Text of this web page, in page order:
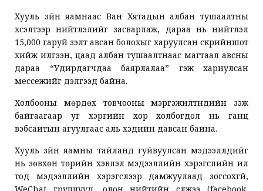
Хууль зүйн яамнаас Ван Хятадын албан тушаалтны
хүсэлтээр нийтлэлийг засварлаж, дараа нь нийтлэл
15,000 гаруй үзэлт авсан болохыг харуулсан скрийншот
хийж илгээн, цаад албан тушаалтнаас магтаал авсны
дараа “Удирдагчдаа баярлалаа” гэж хариулсан
мессежийг дэлгээд байна.
Холбооны мөрдөх товчооны мэргэжилтнүүдийн үзэж
байгаагаар уг хэргийн хор холбогдол нь ганц
вэбсайтын агуулгаас аль хэдийн давсан байна.
Хууль зүйн яамны тайланд гуйвуулсан мэдээллүүдийг
нь зөвхөн төрийн хэвлэл мэдээллийн хэрэгслийн ил
тод мэдээллийн хэрэгслээр дамжуулаад зогсохгүй,
WeChat группууд, олон нийтийн сүлжээ (facebook,